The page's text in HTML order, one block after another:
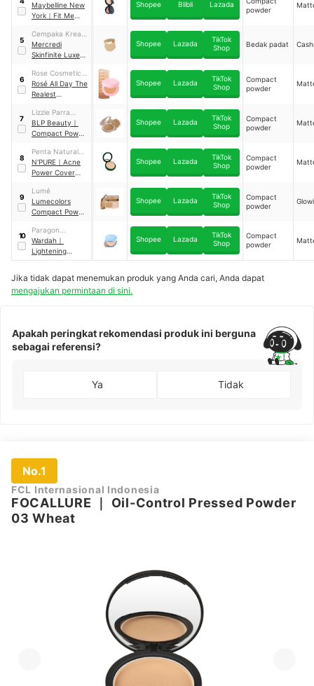
Maybelline New
York ｜ Fit Me
118 Light Beige
Shopee Blibli Lazada
powder
5
Cempaka Kreasi
Sekawan
Mercredi
Skinfinite Luxe
Powder Sand
Shopee Lazada
TikTok
Shop
Bedak padat
6
Rose Cosmetics
International
Rosé All Day The
Realest
Compact Powder
Honey
Shopee Lazada
TikTok
Shop
Compact
powder
7
Lizzie Parra
Kreasi
BLP Beauty ｜
Compact Powder
Shopee Lazada
TikTok
Shop
Compact
powder
8
Penta Natural
Kosmetindo
N'PURE ｜ Acne
Power Cover
Apricot
Shopee Lazada
TikTok
Shop
Compact
powder
9
Lumé
Lumecolors
Compact Powder
Shopee Lazada
TikTok
Shop
Compact
powder
10
Paragon
Technology and
Innovation
Wardah ｜
Lightening
Powder
Feel 42N Neutral
Sand
Shopee Lazada
TikTok
Shop
Compact
powder
Jika tidak dapat menemukan produk yang Anda cari, Anda dapat
mengajukan permintaan di sini.
Apakah peringkat rekomendasi produk ini berguna
sebagai referensi?
Ya Tidak
No.1
FCL Internasional Indonesia
FOCALLURE ｜ Oil-Control Pressed Powder
03 Wheat